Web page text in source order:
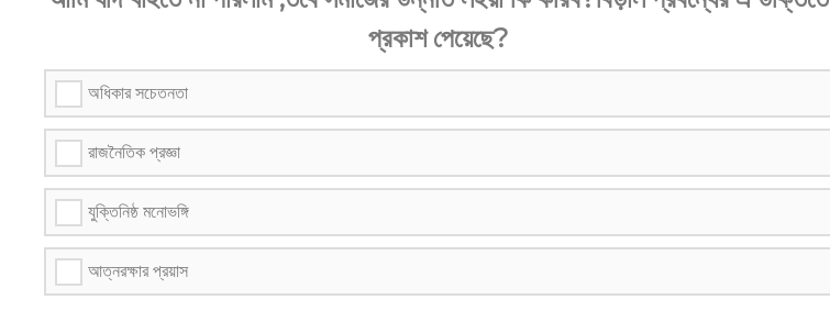
প্রকাশ পেয়েছে?
অধিকার সচেতনতা
রাজনৈতিক প্রজ্ঞা
যুক্তিনিষ্ঠ মনোভঙ্গি
আত্নরক্ষার প্রয়াস